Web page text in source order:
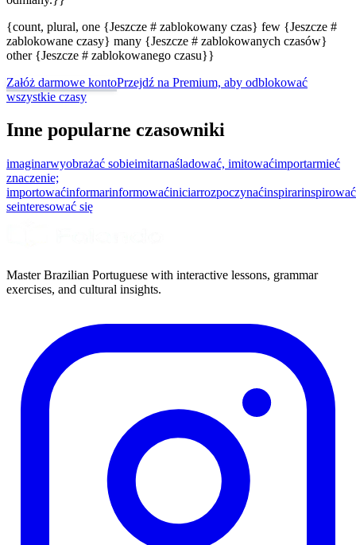
{count, plural, one {Jeszcze # zablokowany czas} few {Jeszcze #
zablokowane czasy} many {Jeszcze # zablokowanych czasów}
other {Jeszcze # zablokowanego czasu}}
Załóż darmowe kontoPrzejdź na Premium, aby odblokować
wszystkie czasy
Inne popularne czasowniki
imaginarwyobrażać sobieimitarnaśladować, imitowaćimportarmieć
znaczenie;
importowaćinformarinformowaćiniciarrozpoczynaćinspirarinspirować
seinteresować się
Master Brazilian Portuguese with interactive lessons, grammar
exercises, and cultural insights.